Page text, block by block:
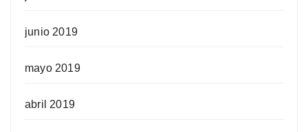
junio 2019
mayo 2019
abril 2019